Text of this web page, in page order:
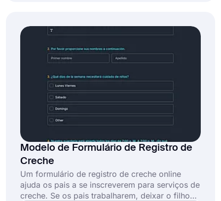
Modelo de Formulário de Registro de
Creche
Um formulário de registro de creche online
ajuda os pais a se inscreverem para serviços de
creche. Se os pais trabalharem, deixar o filho